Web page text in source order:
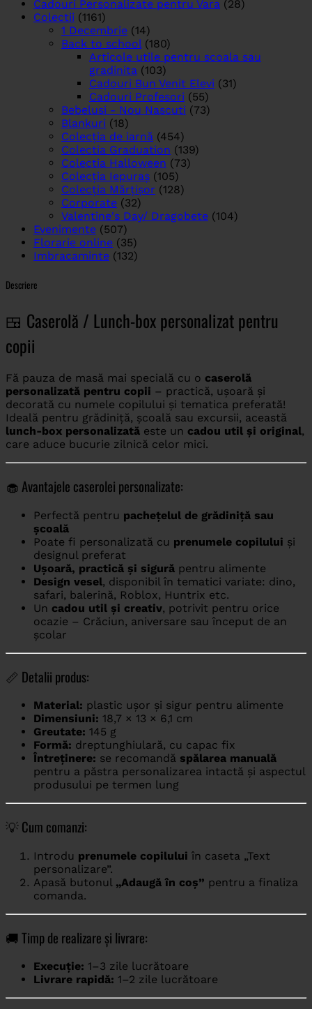
Cadouri Personalizate pentru Vara (28)
Colectii (1161)
1 Decembrie (14)
Back to school (180)
Articole utile pentru scoala sau
gradinita (103)
Cadouri Bun Venit Elevi (31)
Cadouri Profesori (55)
Bebelusi - Nou Nascuti (73)
Blankuri (18)
Colecția de iarnă (454)
Colectia Graduation (139)
Colectia Halloween (73)
Colecția Iepuraș (105)
Colecția Mărțișor (128)
Corporate (32)
Valentine's Day/ Dragobete (104)
Evenimente (507)
Florarie online (35)
Imbracaminte (132)
Descriere
🍱 Caserolă / Lunch-box personalizat pentru
copii
Fă pauza de masă mai specială cu o caserolă
personalizată pentru copii – practică, ușoară și
decorată cu numele copilului și tematica preferată!
Ideală pentru grădiniță, școală sau excursii, această
lunch-box personalizată este un cadou util și original,
care aduce bucurie zilnică celor mici.
🧁 Avantajele caserolei personalizate:
Perfectă pentru pachețelul de grădiniță sau
școală
Poate fi personalizată cu prenumele copilului și
designul preferat
Ușoară, practică și sigură pentru alimente
Design vesel, disponibil în tematici variate: dino,
safari, balerină, Roblox, Huntrix etc.
Un cadou util și creativ, potrivit pentru orice
ocazie – Crăciun, aniversare sau început de an
școlar
📏 Detalii produs:
Material: plastic ușor și sigur pentru alimente
Dimensiuni: 18,7 × 13 × 6,1 cm
Greutate: 145 g
Formă: dreptunghiulară, cu capac fix
Întreținere: se recomandă spălarea manuală
pentru a păstra personalizarea intactă și aspectul
produsului pe termen lung
💡 Cum comanzi:
Introdu prenumele copilului în caseta „Text
personalizare”.
Apasă butonul „Adaugă în coș” pentru a finaliza
comanda.
🚚 Timp de realizare și livrare:
Execuție: 1–3 zile lucrătoare
Livrare rapidă: 1–2 zile lucrătoare